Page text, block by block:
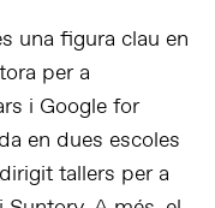
una figura clau en
per a
i Google for
en dues escoles
tallers per a